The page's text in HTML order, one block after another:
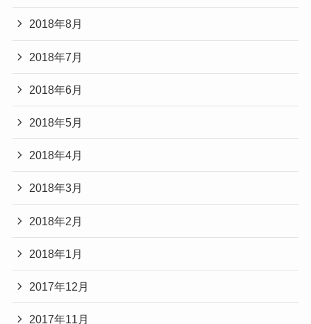
2018年8月
2018年7月
2018年6月
2018年5月
2018年4月
2018年3月
2018年2月
2018年1月
2017年12月
2017年11月